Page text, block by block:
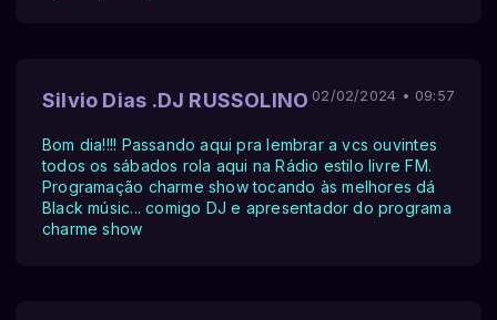
Silvio Dias .DJ RUSSOLINO 02/02/2024 • 09:57
Bom dia!!!! Passando aqui pra lembrar a vcs ouvintes
todos os sábados rola aqui na Rádio estilo livre FM.
Programação charme show tocando às melhores dá
Black músic... comigo DJ e apresentador do programa
charme show